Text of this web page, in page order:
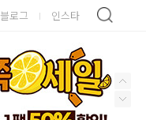
블로그 인스타